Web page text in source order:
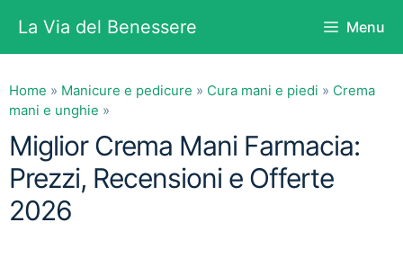
contenuto
La Via del Benessere Menu
Home » Manicure e pedicure » Cura mani e piedi » Crema
mani e unghie »
Miglior Crema Mani Farmacia:
Prezzi, Recensioni e Offerte
2026